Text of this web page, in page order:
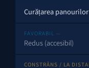
Curățarea panourilor
Redus (accesibil)